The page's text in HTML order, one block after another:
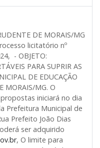
DE MORAIS/MG
licitatório nº
- OBJETO:
PARA SUPRIR AS
DE EDUCAÇÃO
MORAIS/MG. O
iniciará no dia
Prefeitura Municipal de
Prefeito João Dias
ser adquirido
, O limite para